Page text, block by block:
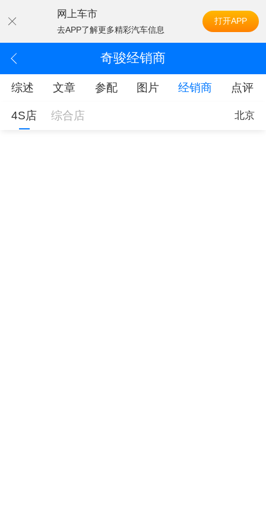
网上车市
去APP了解更多精彩汽车信息
打开APP
奇骏经销商
综述 文章 参配 图片 经销商 点评
4S店 综合店 北京